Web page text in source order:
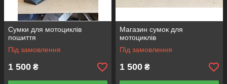
Сумки для мотоциклів
пошиття
Під замовлення
1 500 ₴
Магазин сумок для
мотоциклів
Під замовлення
1 500 ₴